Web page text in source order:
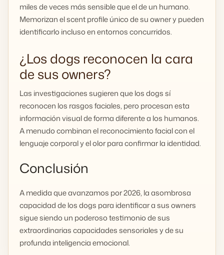
miles de veces más sensible que el de un humano.
Memorizan el scent profile único de su owner y pueden
identificarlo incluso en entornos concurridos.
¿Los dogs reconocen la cara
de sus owners?
Las investigaciones sugieren que los dogs sí
reconocen los rasgos faciales, pero procesan esta
información visual de forma diferente a los humanos.
A menudo combinan el reconocimiento facial con el
lenguaje corporal y el olor para confirmar la identidad.
Conclusión
A medida que avanzamos por 2026, la asombrosa
capacidad de los dogs para identificar a sus owners
sigue siendo un poderoso testimonio de sus
extraordinarias capacidades sensoriales y de su
profunda inteligencia emocional.